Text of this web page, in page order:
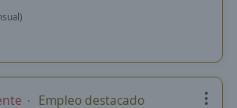
Empleo destacado